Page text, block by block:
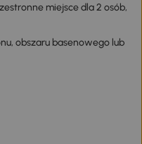
miejsce dla 2 osób,
obszaru basenowego lub